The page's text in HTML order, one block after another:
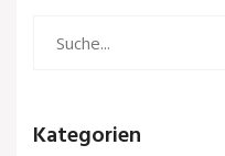
Kategorien